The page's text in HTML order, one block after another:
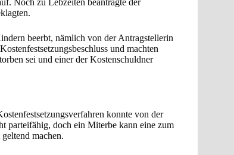
beerbt, nämlich von der Antragstellerin
und machten
sei und einer der Kostenschuldner
konnte von der
parteifähig, doch ein Miterbe kann eine zum
machen.